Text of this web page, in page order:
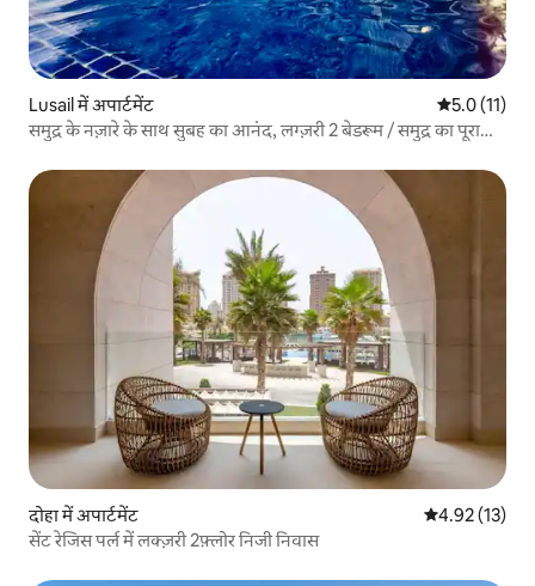
Lusail में अपार्टमेंट औसत रेटिंग 5
5.0 (11)
समुद्र के नज़ारे के साथ सुबह का आनंद, लग्ज़री 2 बेडरूम / समुद्र का पूरा
दोहा में अपार्टमेंट औसत रेटिंग 5 में
4.92 (13)
सेंट रेजिस पर्ल में लक्ज़री 2फ़्लोर निजी निवास